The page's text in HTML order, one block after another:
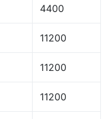
4400
11200
11200
11200